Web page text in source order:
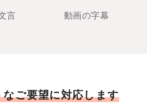
言 動画の字幕
ご要望に対応します